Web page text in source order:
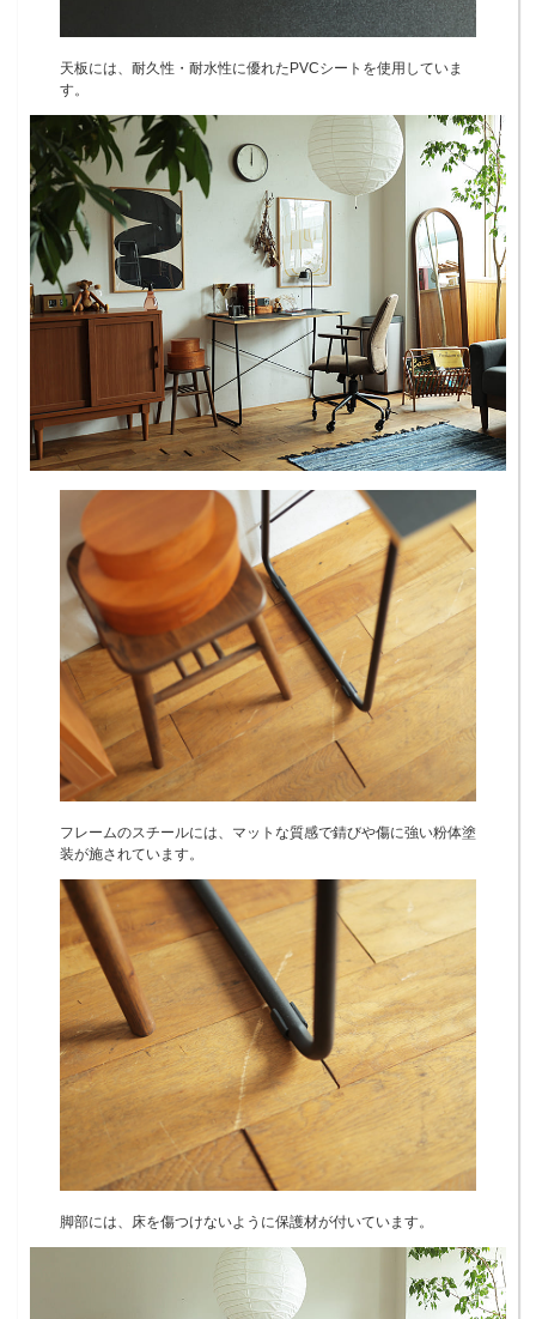
天板には、耐久性・耐水性に優れたPVCシートを使用していま
す。
フレームのスチールには、マットな質感で錆びや傷に強い粉体塗
装が施されています。
脚部には、床を傷つけないように保護材が付いています。